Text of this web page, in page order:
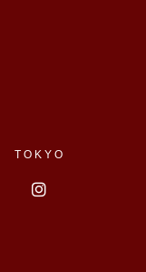
TOKYO